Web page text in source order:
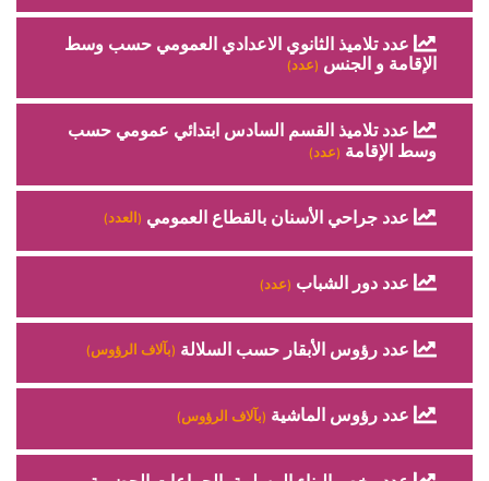
عدد تلاميذ الثانوي الاعدادي العمومي حسب وسط
الإقامة و الجنس (عدد)
عدد تلاميذ القسم السادس ابتدائي عمومي حسب
وسط الإقامة (عدد)
عدد جراحي الأسنان بالقطاع العمومي (العدد)
عدد دور الشباب (عدد)
عدد رؤوس الأبقار حسب السلالة (بآلاف الرؤوس)
عدد رؤوس الماشية (بآلاف الرؤوس)